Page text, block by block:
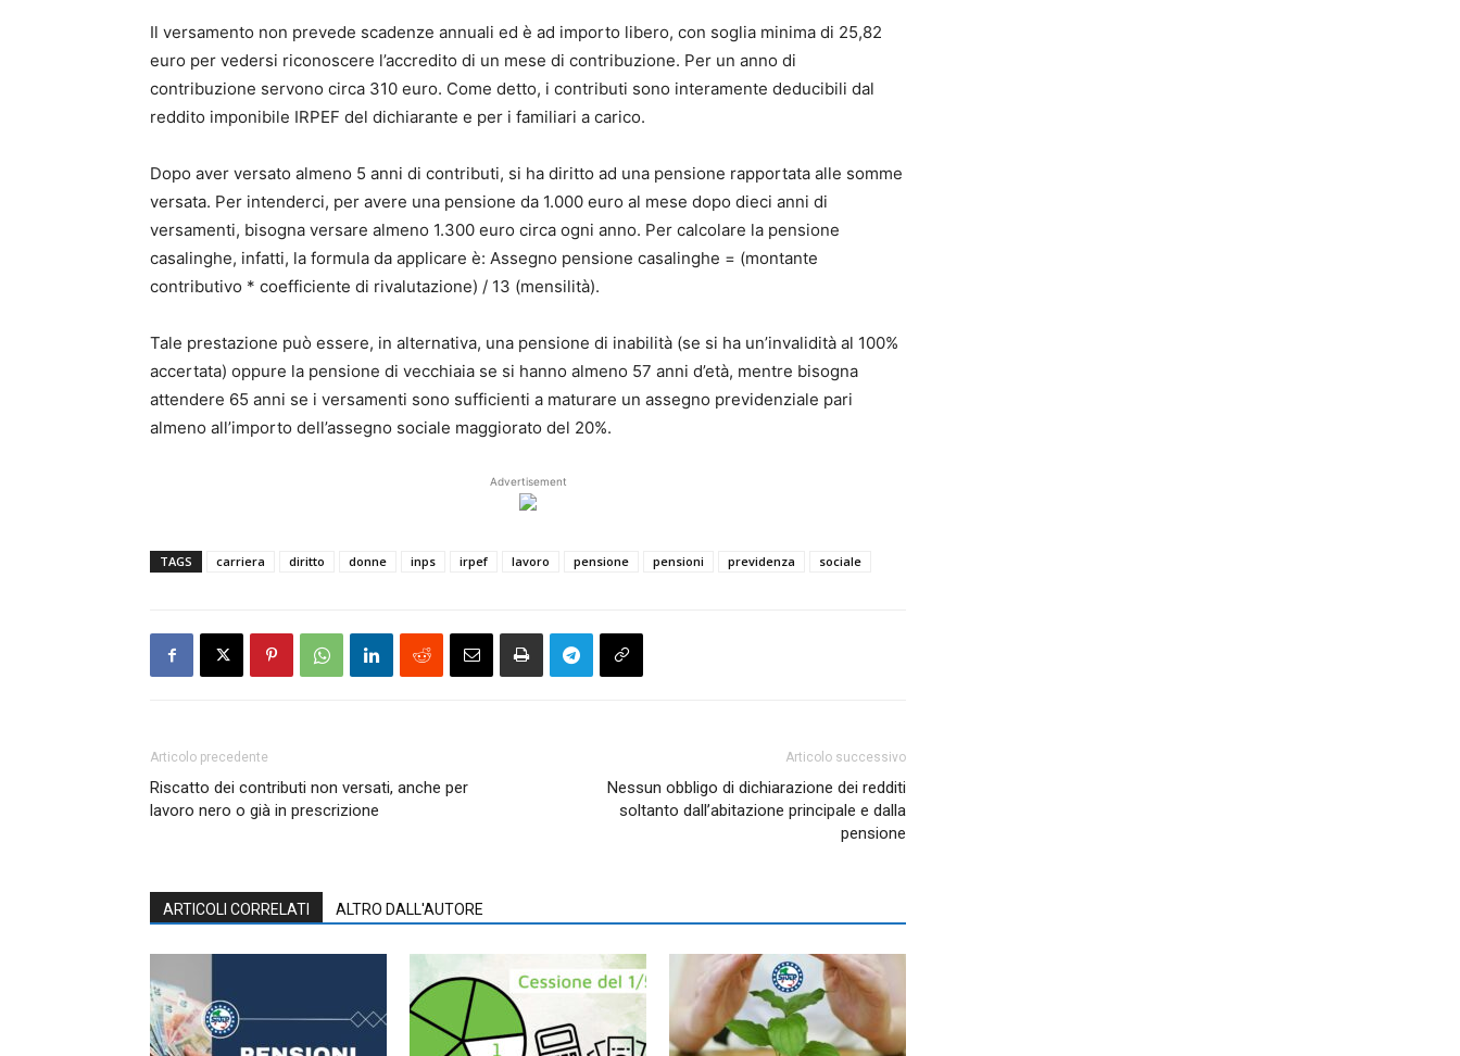
Il versamento non prevede scadenze annuali ed è ad importo libero, con soglia minima di 25,82
euro per vedersi riconoscere l’accredito di un mese di contribuzione. Per un anno di
contribuzione servono circa 310 euro. Come detto, i contributi sono interamente deducibili dal
reddito imponibile IRPEF del dichiarante e per i familiari a carico.
Dopo aver versato almeno 5 anni di contributi, si ha diritto ad una pensione rapportata alle somme
versata. Per intenderci, per avere una pensione da 1.000 euro al mese dopo dieci anni di
versamenti, bisogna versare almeno 1.300 euro circa ogni anno. Per calcolare la pensione
casalinghe, infatti, la formula da applicare è: Assegno pensione casalinghe = (montante
contributivo * coefficiente di rivalutazione) / 13 (mensilità).
Tale prestazione può essere, in alternativa, una pensione di inabilità (se si ha un’invalidità al 100%
accertata) oppure la pensione di vecchiaia se si hanno almeno 57 anni d’età, mentre bisogna
attendere 65 anni se i versamenti sono sufficienti a maturare un assegno previdenziale pari
almeno all’importo dell’assegno sociale maggiorato del 20%.
Advertisement
TAGS carriera diritto donne inps irpef lavoro pensione pensioni previdenza sociale
Articolo precedente
Riscatto dei contributi non versati, anche per
lavoro nero o già in prescrizione
Articolo successivo
Nessun obbligo di dichiarazione dei redditi
soltanto dall’abitazione principale e dalla
pensione
ARTICOLI CORRELATI ALTRO DALL'AUTORE